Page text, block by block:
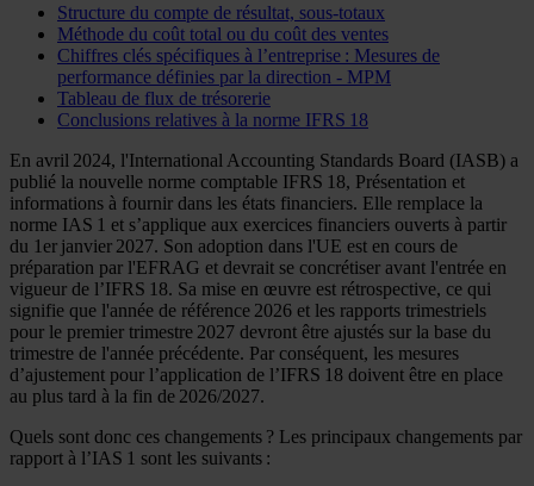
Structure du compte de résultat, sous-totaux
Méthode du coût total ou du coût des ventes
Chiffres clés spécifiques à l’entreprise : Mesures de
performance définies par la direction - MPM
Tableau de flux de trésorerie
Conclusions relatives à la norme IFRS 18
En avril 2024, l'International Accounting Standards Board (IASB) a
publié la nouvelle norme comptable IFRS 18, Présentation et
informations à fournir dans les états financiers. Elle remplace la
norme IAS 1 et s’applique aux exercices financiers ouverts à partir
du 1er janvier 2027. Son adoption dans l'UE est en cours de
préparation par l'EFRAG et devrait se concrétiser avant l'entrée en
vigueur de l’IFRS 18. Sa mise en œuvre est rétrospective, ce qui
signifie que l'année de référence 2026 et les rapports trimestriels
pour le premier trimestre 2027 devront être ajustés sur la base du
trimestre de l'année précédente. Par conséquent, les mesures
d’ajustement pour l’application de l’IFRS 18 doivent être en place
au plus tard à la fin de 2026/2027.
Quels sont donc ces changements ? Les principaux changements par
rapport à l’IAS 1 sont les suivants :